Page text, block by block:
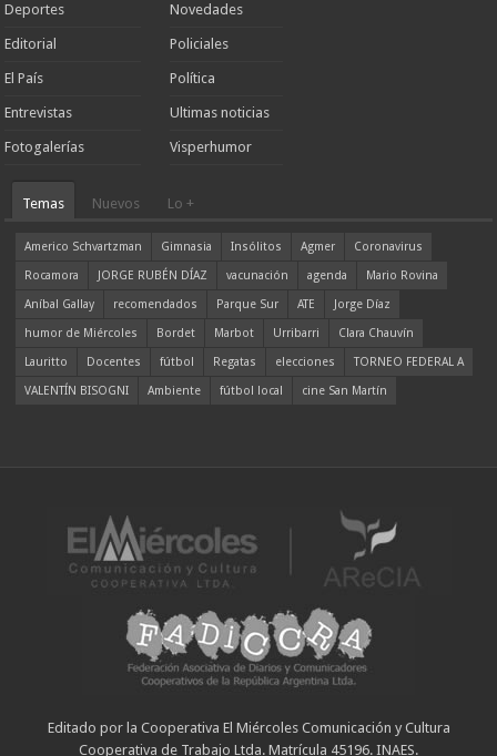
Deportes
Editorial
El País
Entrevistas
Fotogalerías
Novedades
Policiales
Política
Ultimas noticias
Visperhumor
Temas Nuevos Lo +
Americo Schvartzman Gimnasia Insólitos Agmer
Coronavirus
Rocamora
JORGE RUBÉN DÍAZ vacunación agenda
Mario Rovina
Aníbal Gallay
recomendados Parque Sur ATE
Jorge Díaz
humor de Miércoles
Bordet Marbot Urribarri
Clara Chauvín
Lauritto
Docentes fútbol Regatas elecciones
TORNEO FEDERAL A
VALENTÍN BISOGNI
Ambiente fútbol local cine San Martín
Editado por la Cooperativa El Miércoles Comunicación y Cultura
Cooperativa de Trabajo Ltda. Matrícula 45196. INAES.